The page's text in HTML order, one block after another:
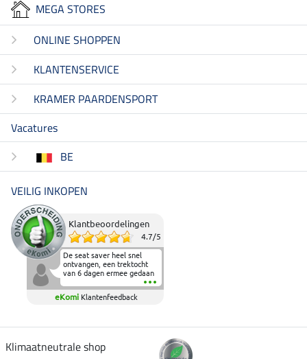
MEGA STORES
ONLINE SHOPPEN
KLANTENSERVICE
KRAMER PAARDENSPORT
Vacatures
BE
VEILIG INKOPEN
Klantbeoordelingen
4.7/5
De seat saver heel snel
ontvangen, een trektocht
van 6 dagen ermee gedaan
en deze heeft de beproeving
fantastisch doorstaan.
Heerlijk zacht om op te
elkaar in het zadel.
eKomi Klantenfeedback
Klimaatneutrale shop